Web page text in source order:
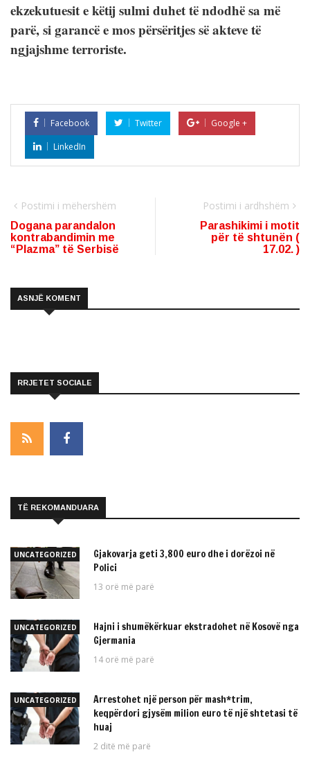
ekzekutuesit e këtij sulmi duhet të ndodhë sa më
parë, si garancë e mos përsëritjes së akteve të
ngjajshme terroriste.
Facebook Twitter
Google +
LinkedIn
Postimi i mëhershëm
Dogana parandalon
kontrabandimin me
“Plazma” të Serbisë
Postimi i ardhshëm
Parashikimi i motit
për të shtunën (
17.02. )
ASNJË KOMENT
RRJETET SOCIALE
TË REKOMANDUARA
UNCATEGORIZED
Gjakovarja geti 3,800 euro dhe i dorëzoi në
Polici
13 orë më parë
UNCATEGORIZED
Hajni i shumëkërkuar ekstradohet në Kosovë nga
Gjermania
14 orë më parë
UNCATEGORIZED
Arrestohet një person për mash*trim,
keqpërdori gjysëm milion euro të një shtetasi të
huaj
2 ditë më parë